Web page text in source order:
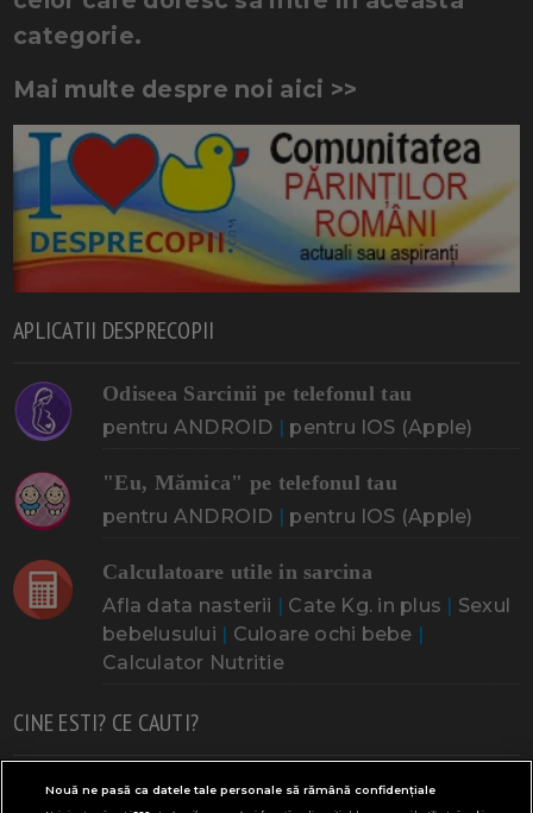
categorie.
Mai multe despre noi aici >>
APLICATII DESPRECOPII
Odiseea Sarcinii pe telefonul tau
pentru ANDROID pentru IOS (Apple)
"Eu, Mămica" pe telefonul tau
pentru ANDROID pentru IOS (Apple)
Calculatoare utile in sarcina
Afla data nasterii Cate Kg. in plus
Sexul
bebelusului
Culoare ochi bebe
Calculator Nutritie
CINE ESTI? CE CAUTI?
Doresc un copil Adoptia Probleme cu sarcina
Nouă ne pasă ca datele tale personale să rămână confidențiale